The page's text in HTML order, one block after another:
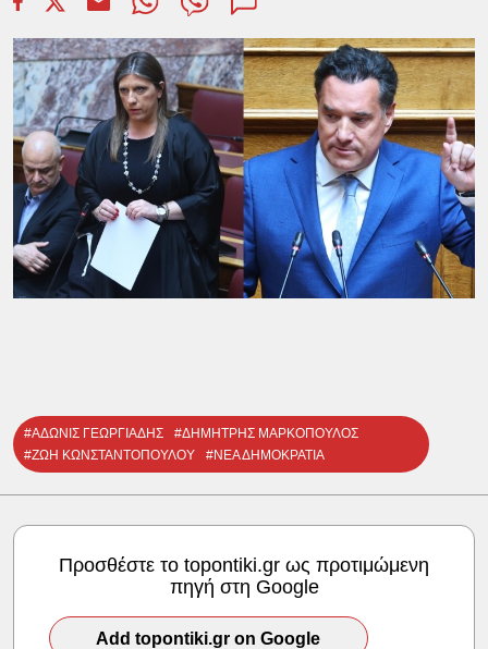
#ΑΔΩΝΙΣ ΓΕΩΡΓΙΑΔΗΣ
#ΔΗΜΗΤΡΗΣ ΜΑΡΚΟΠΟΥΛΟΣ
#ΖΩΗ ΚΩΝΣΤΑΝΤΟΠΟΥΛΟΥ
#ΝΕΑ ΔΗΜΟΚΡΑΤΙΑ
Προσθέστε το topontiki.gr ως προτιμώμενη
πηγή στη Google
Add topontiki.gr on Google